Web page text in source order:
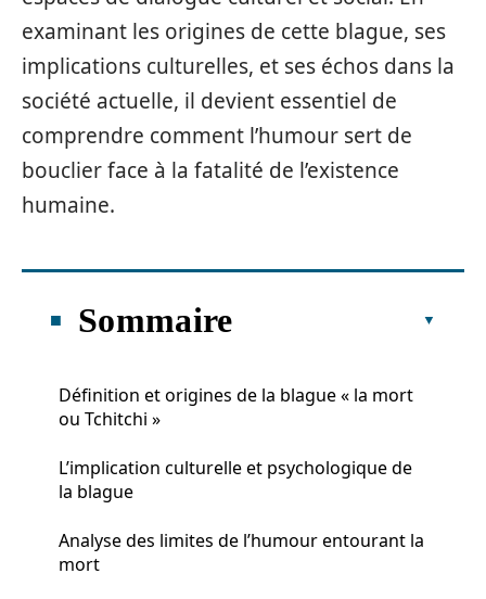
examinant les origines de cette blague, ses
implications culturelles, et ses échos dans la
société actuelle, il devient essentiel de
comprendre comment l’humour sert de
bouclier face à la fatalité de l’existence
humaine.
Sommaire
Définition et origines de la blague « la mort
ou Tchitchi »
L’implication culturelle et psychologique de
la blague
Analyse des limites de l’humour entourant la
mort